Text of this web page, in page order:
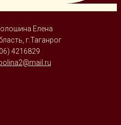
Елена
г.Таганрог
4216829